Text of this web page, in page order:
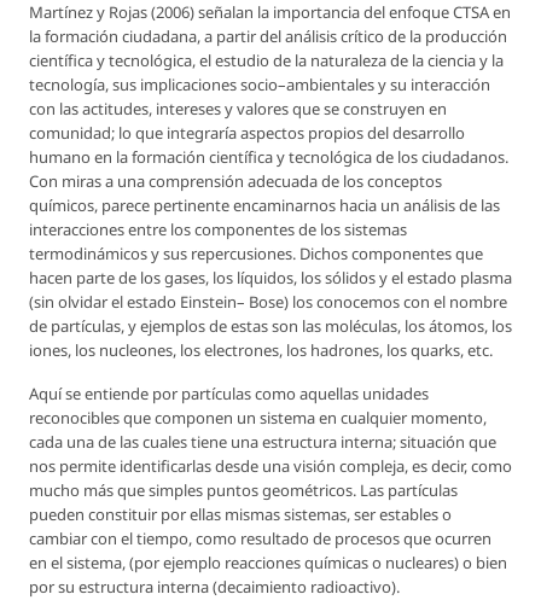
Martínez y Rojas (2006) señalan la importancia del enfoque CTSA en
la formación ciudadana, a partir del análisis crítico de la producción
científica y tecnológica, el estudio de la naturaleza de la ciencia y la
tecnología, sus implicaciones socio–ambientales y su interacción
con las actitudes, intereses y valores que se construyen en
comunidad; lo que integraría aspectos propios del desarrollo
humano en la formación científica y tecnológica de los ciudadanos.
Con miras a una comprensión adecuada de los conceptos
químicos, parece pertinente encaminarnos hacia un análisis de las
interacciones entre los componentes de los sistemas
termodinámicos y sus repercusiones. Dichos componentes que
hacen parte de los gases, los líquidos, los sólidos y el estado plasma
(sin olvidar el estado Einstein– Bose) los conocemos con el nombre
de partículas, y ejemplos de estas son las moléculas, los átomos, los
iones, los nucleones, los electrones, los hadrones, los quarks, etc.
Aquí se entiende por partículas como aquellas unidades
reconocibles que componen un sistema en cualquier momento,
cada una de las cuales tiene una estructura interna; situación que
nos permite identificarlas desde una visión compleja, es decir, como
mucho más que simples puntos geométricos. Las partículas
pueden constituir por ellas mismas sistemas, ser estables o
cambiar con el tiempo, como resultado de procesos que ocurren
en el sistema, (por ejemplo reacciones químicas o nucleares) o bien
por su estructura interna (decaimiento radioactivo).